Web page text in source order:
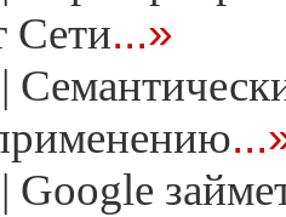
Сети...»
|
| Google